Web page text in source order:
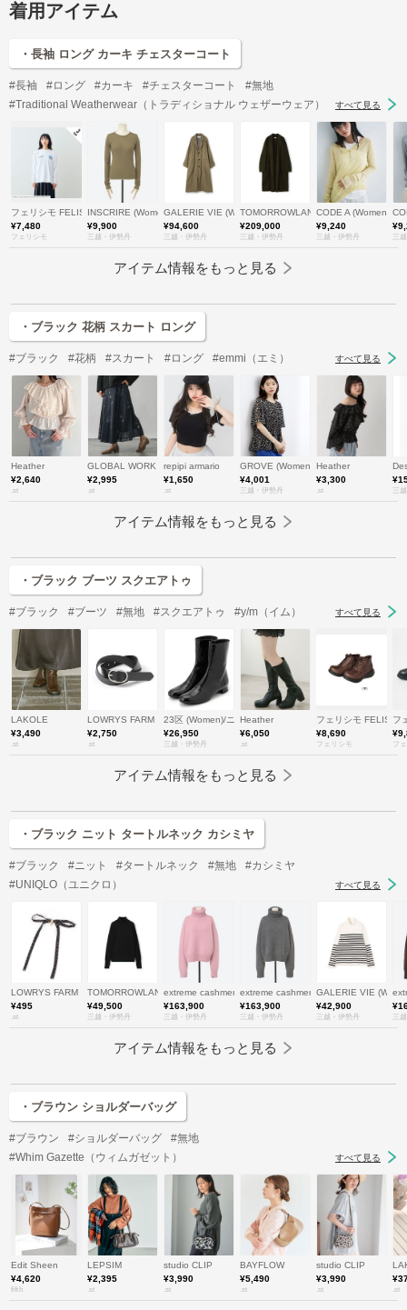
着用アイテム
・長袖 ロング カーキ チェスターコート
#長袖 #ロング #カーキ #チェスターコート
#無地
#Traditional Weatherwear（トラディショナル ウェザーウェア）
すべて見る
フェリシモ FELISSIMO
¥7,480
フェリシモ
INSCRIRE (Women)/アンスクリア
¥9,900
三越・伊勢丹
GALERIE VIE (Women)/ギャルリー・ヴィー
¥94,600
三越・伊勢丹
TOMORROWLAND .B (Women)/トゥモ
¥209,000
三越・伊勢丹
CODE A (Women)/コ
¥9,240
三越・伊勢丹 三
アイテム情報をもっと見る
・ブラック 花柄 スカート ロング
#ブラック #花柄 #スカート #ロング #emmi（エミ） すべて見る
Heather
¥2,640
.st
GLOBAL WORK
¥2,995
.st
repipi armario
¥1,650
.st
GROVE (Women)/グローブ
¥4,001
三越・伊勢丹
Heather
¥3,300
.st 三
アイテム情報をもっと見る
・ブラック ブーツ スクエアトゥ
#ブラック #ブーツ #無地 #スクエアトゥ #y/m（イム） すべて見る
LAKOLE
¥3,490
.st
LOWRYS FARM
¥2,750
.st
23区 (Women)/ニジュウサンク
¥26,950
三越・伊勢丹
Heather
¥6,050
.st
フェリシモ
¥8,690
フェリシモ
フ
フ
アイテム情報をもっと見る
・ブラック ニット タートルネック カシミヤ
#ブラック #ニット #タートルネック #無地
#カシミヤ
#UNIQLO（ユニクロ）
すべて見る
LOWRYS FARM
¥495
.st
TOMORROWLAND .B (Women)/トゥモローランド ビー
¥49,500
三越・伊勢丹
extreme cashmere (Women)/エクストリーム カシミヤ
¥163,900
三越・伊勢丹
extreme cashmere (Women)/エクスト
¥163,900
三越・伊勢丹
GALERIE VIE
¥42,900
三越・伊勢丹 三
アイテム情報をもっと見る
・ブラウン ショルダーバッグ
#ブラウン #ショルダーバッグ
#無地
#Whim Gazette（ウィムガゼット）
すべて見る
Edit Sheen
¥4,620
fifth
LEPSIM
¥2,395
.st
studio CLIP
¥3,990
.st
BAYFLOW
¥5,490
.st
studio CLIP
¥3,990
.st .st